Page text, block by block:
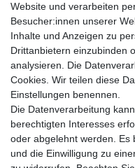
Wir
Website und verarbeiten
Besucher:innen unserer
Inhalte und Anzeigen zu
Drittanbietern einzubinden
analysieren. Die
Cookies. Wir teilen diese
Einstellungen benennen.
Die Datenverarbeitung
berechtigten Interesses
oder abgelehnt werden. Es
und die Einwilligung zu